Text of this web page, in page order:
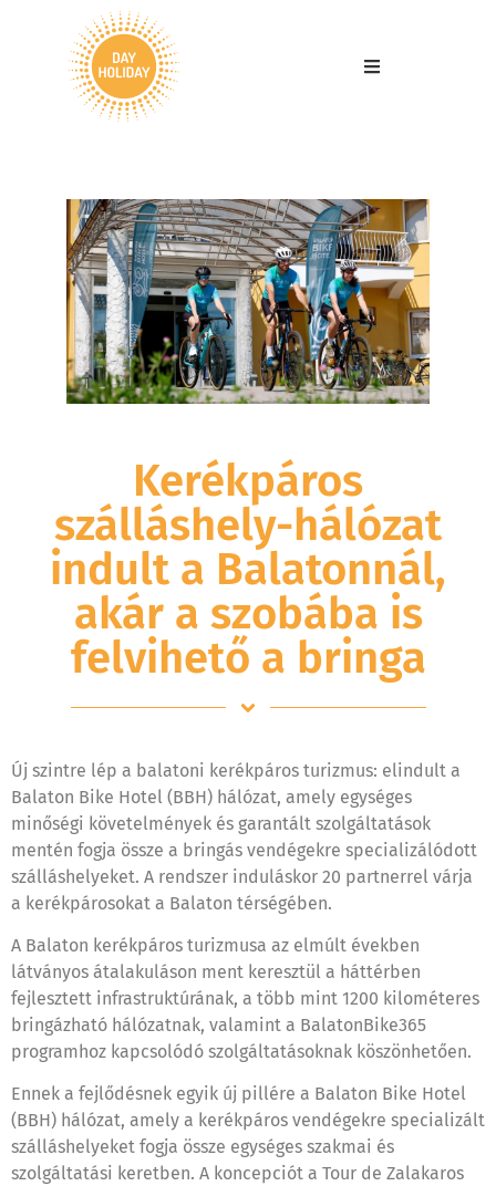
Kerékpáros
szálláshely-hálózat
indult a Balatonnál,
akár a szobába is
felvihető a bringa
Új szintre lép a balatoni kerékpáros turizmus: elindult a
Balaton Bike Hotel (BBH) hálózat, amely egységes
minőségi követelmények és garantált szolgáltatások
mentén fogja össze a bringás vendégekre specializálódott
szálláshelyeket. A rendszer induláskor 20 partnerrel várja
a kerékpárosokat a Balaton térségében.
A Balaton kerékpáros turizmusa az elmúlt években
látványos átalakuláson ment keresztül a háttérben
fejlesztett infrastruktúrának, a több mint 1200 kilométeres
bringázható hálózatnak, valamint a BalatonBike365
programhoz kapcsolódó szolgáltatásoknak köszönhetően.
Ennek a fejlődésnek egyik új pillére a Balaton Bike Hotel
(BBH) hálózat, amely a kerékpáros vendégekre specializált
szálláshelyeket fogja össze egységes szakmai és
szolgáltatási keretben. A koncepciót a Tour de Zalakaros